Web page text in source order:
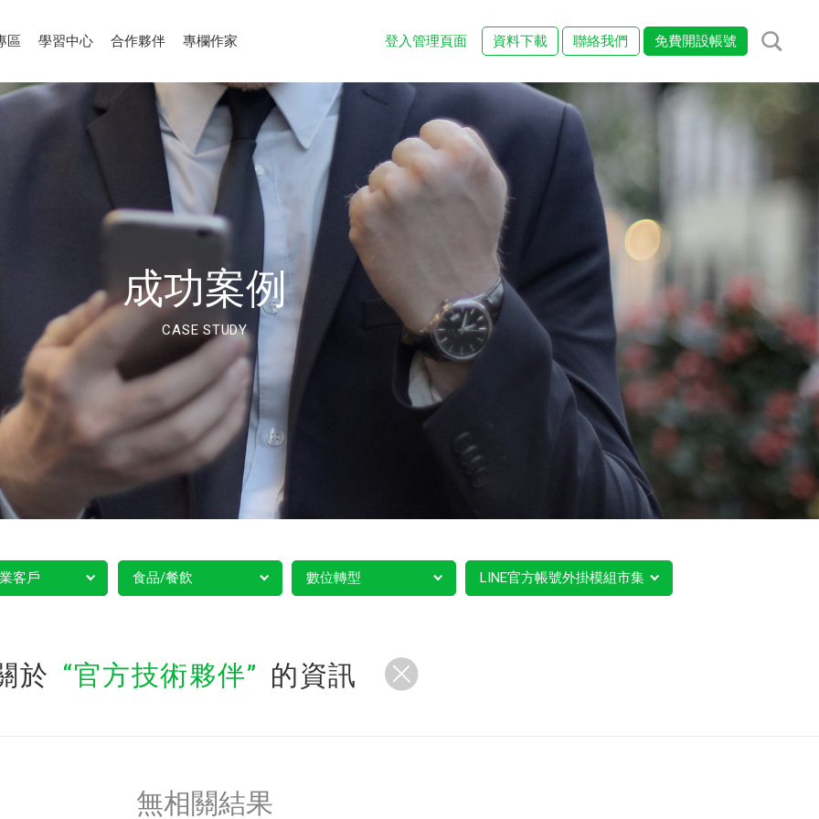
區 學習中心 合作夥伴 專欄作家 登入管理頁面 資料下載 聯絡我們 免費開設帳號
成功案例
CASE STUDY
客戶 食品/餐飲 數位轉型 LINE官方帳號外掛模組市集
於 官方技術夥伴 的資訊
無相關結果